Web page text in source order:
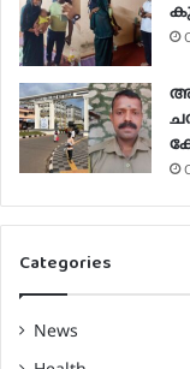
Categories
News